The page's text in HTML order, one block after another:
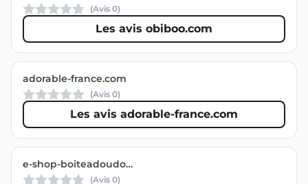
(Avis 0)
Les avis obiboo.com
adorable-france.com
(Avis 0)
Les avis adorable-france.com
e-shop-boiteadoudous.be
(Avis 0)